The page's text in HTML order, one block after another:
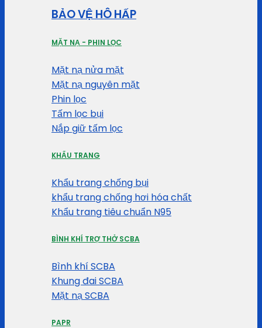
BẢO VỆ HÔ HẤP
MẶT NẠ - PHIN LỌC
Mặt nạ nửa mặt
Mặt nạ nguyên mặt
Phin lọc
Tấm lọc bụi
Nắp giữ tấm lọc
KHẨU TRANG
Khẩu trang chống bụi
khẩu trang chống hơi hóa chất
Khẩu trang tiêu chuẩn N95
BÌNH KHÍ TRỢ THỞ SCBA
Bình khí SCBA
Khung đai SCBA
Mặt nạ SCBA
PAPR